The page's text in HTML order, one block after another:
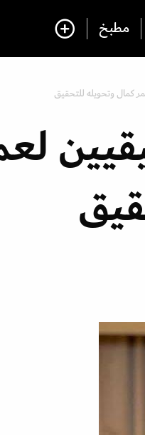
مطبخ
كمال وتحويله للتحقيق